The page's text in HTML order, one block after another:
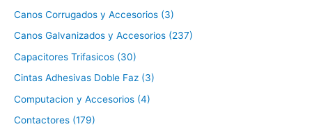
Canos Corrugados y Accesorios (3)
Canos Galvanizados y Accesorios (237)
Capacitores Trifasicos (30)
Cintas Adhesivas Doble Faz (3)
Computacion y Accesorios (4)
Contactores (179)